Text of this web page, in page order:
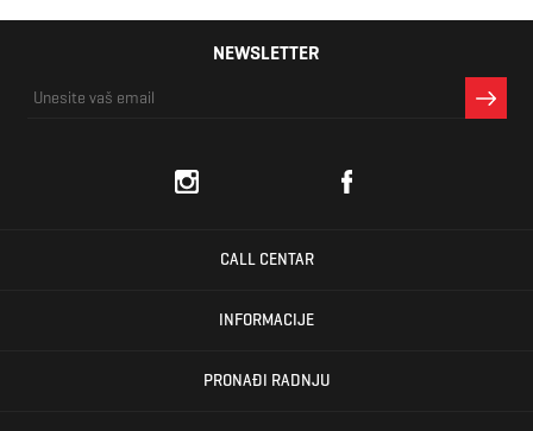
NEWSLETTER
CALL CENTAR
INFORMACIJE
PRONAĐI RADNJU